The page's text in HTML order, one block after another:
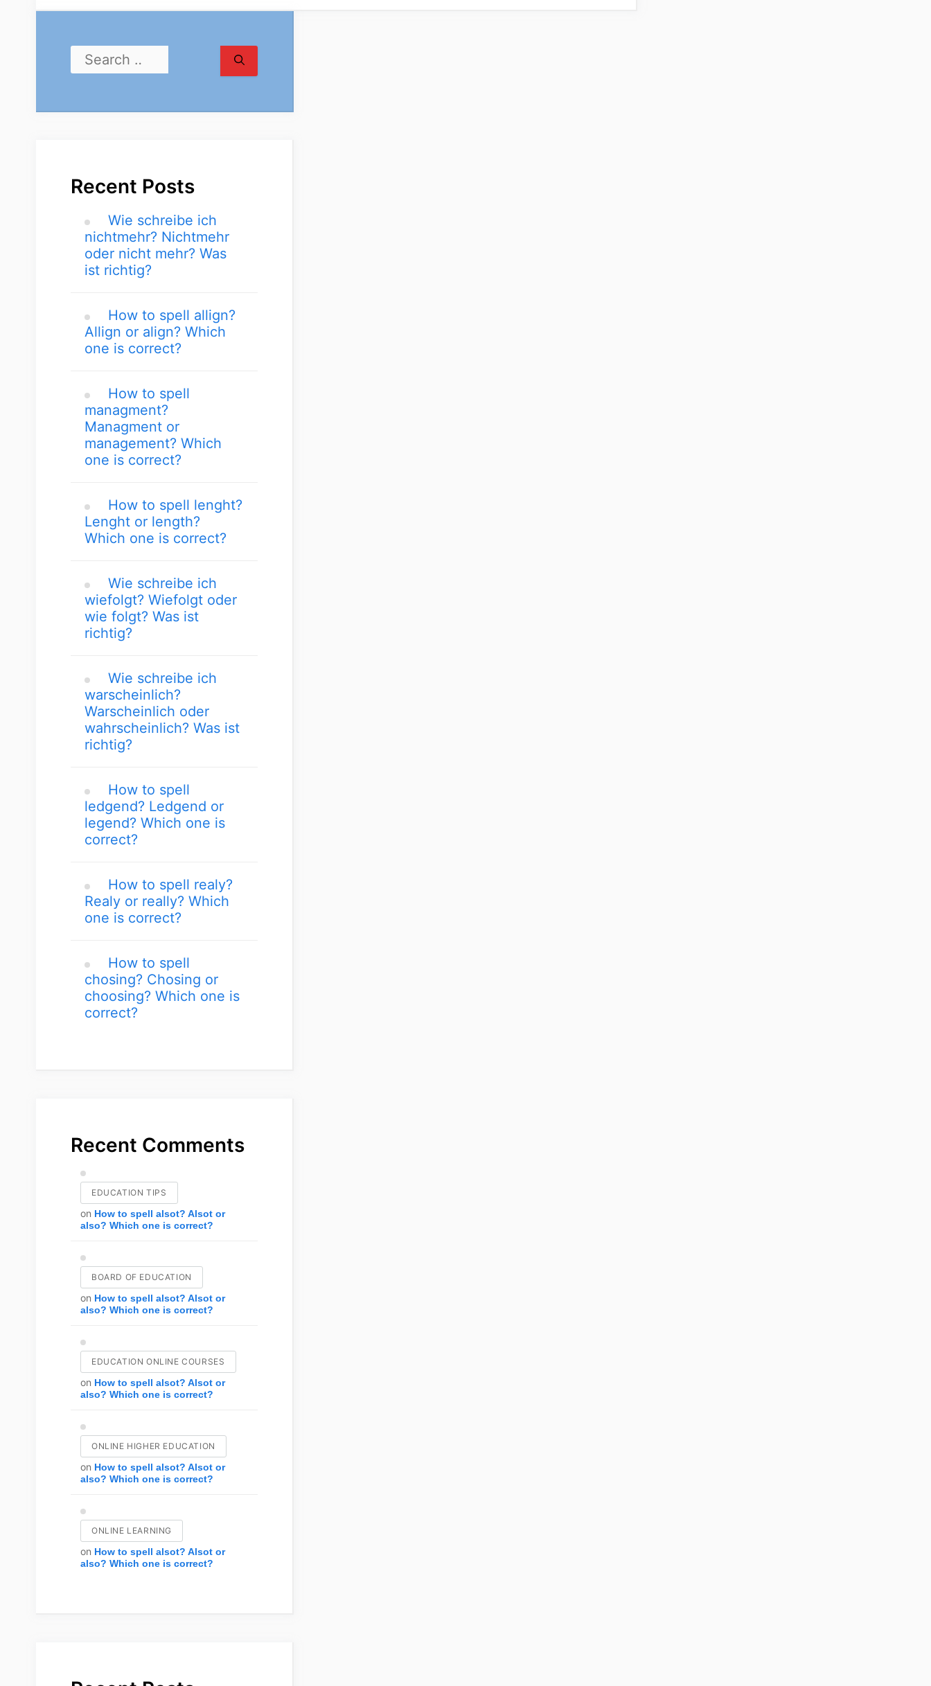
Recent Posts
Wie schreibe ich
nichtmehr? Nichtmehr
oder nicht mehr? Was
ist richtig?
How to spell allign?
Allign or align? Which
one is correct?
How to spell
managment?
Managment or
management? Which
one is correct?
How to spell lenght?
Lenght or length?
Which one is correct?
Wie schreibe ich
wiefolgt? Wiefolgt oder
wie folgt? Was ist
richtig?
Wie schreibe ich
warscheinlich?
Warscheinlich oder
wahrscheinlich? Was ist
richtig?
How to spell
ledgend? Ledgend or
legend? Which one is
correct?
How to spell realy?
Realy or really? Which
one is correct?
How to spell
chosing? Chosing or
choosing? Which one is
correct?
Recent Comments
EDUCATION TIPS
on How to spell alsot? Alsot or
also? Which one is correct?
BOARD OF EDUCATION
on How to spell alsot? Alsot or
also? Which one is correct?
EDUCATION ONLINE COURSES
on How to spell alsot? Alsot or
also? Which one is correct?
ONLINE HIGHER EDUCATION
on How to spell alsot? Alsot or
also? Which one is correct?
ONLINE LEARNING
on How to spell alsot? Alsot or
also? Which one is correct?